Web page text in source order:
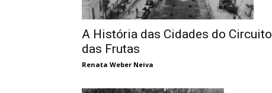
A História das Cidades do Circuito
das Frutas
Renata Weber Neiva